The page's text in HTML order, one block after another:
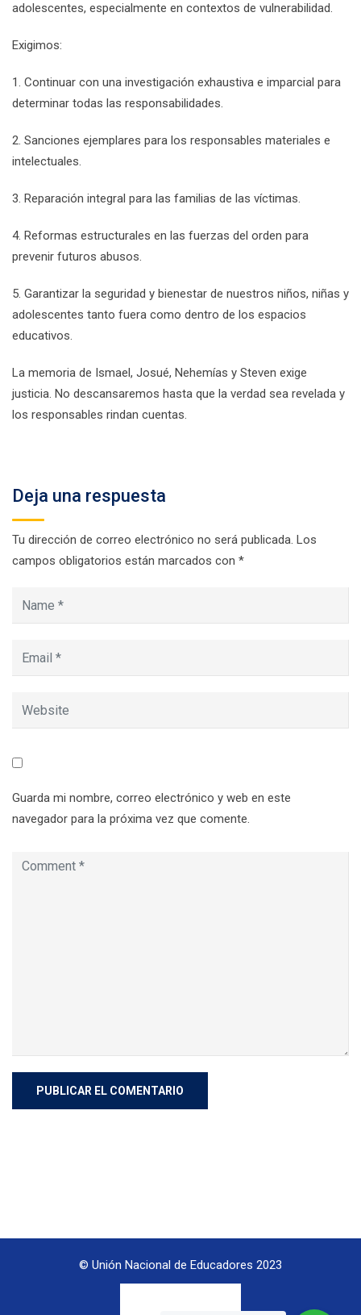
adolescentes, especialmente en contextos de vulnerabilidad.
Exigimos:
1. Continuar con una investigación exhaustiva e imparcial para
determinar todas las responsabilidades.
2. Sanciones ejemplares para los responsables materiales e
intelectuales.
3. Reparación integral para las familias de las víctimas.
4. Reformas estructurales en las fuerzas del orden para
prevenir futuros abusos.
5. Garantizar la seguridad y bienestar de nuestros niños, niñas y
adolescentes tanto fuera como dentro de los espacios
educativos.
La memoria de Ismael, Josué, Nehemías y Steven exige
justicia. No descansaremos hasta que la verdad sea revelada y
los responsables rindan cuentas.
Deja una respuesta
Tu dirección de correo electrónico no será publicada. Los
campos obligatorios están marcados con *
Guarda mi nombre, correo electrónico y web en este
navegador para la próxima vez que comente.
© Unión Nacional de Educadores 2023